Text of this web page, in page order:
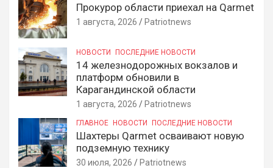
Прокурор области приехал на Qarmet
1 августа, 2026 Patriotnews
НОВОСТИ ПОСЛЕДНИЕ НОВОСТИ
14 железнодорожных вокзалов и
платформ обновили в
Карагандинской области
1 августа, 2026 Patriotnews
ГЛАВНОЕ НОВОСТИ ПОСЛЕДНИЕ НОВОСТИ
Шахтеры Qarmet осваивают новую
подземную технику
30 июля, 2026 Patriotnews